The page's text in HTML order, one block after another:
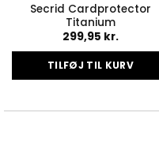
Secrid Cardprotector
Titanium
299,95 kr.
TILFØJ TIL KURV